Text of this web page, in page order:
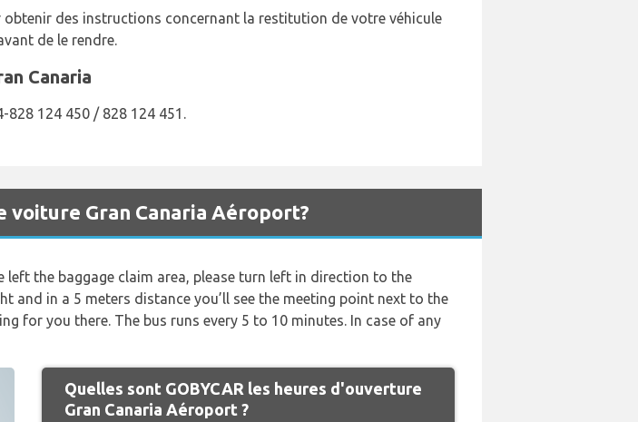
des instructions concernant la restitution de votre véhicule
de le rendre.
Canaria
124 450 / 828 124 451.
voiture Gran Canaria Aéroport?
the baggage claim area, please turn left in direction to the
and in a 5 meters distance you’ll see the meeting point next to the
for you there. The bus runs every 5 to 10 minutes. In case of any
Quelles sont GOBYCAR les heures d'ouverture
Gran Canaria Aéroport ?